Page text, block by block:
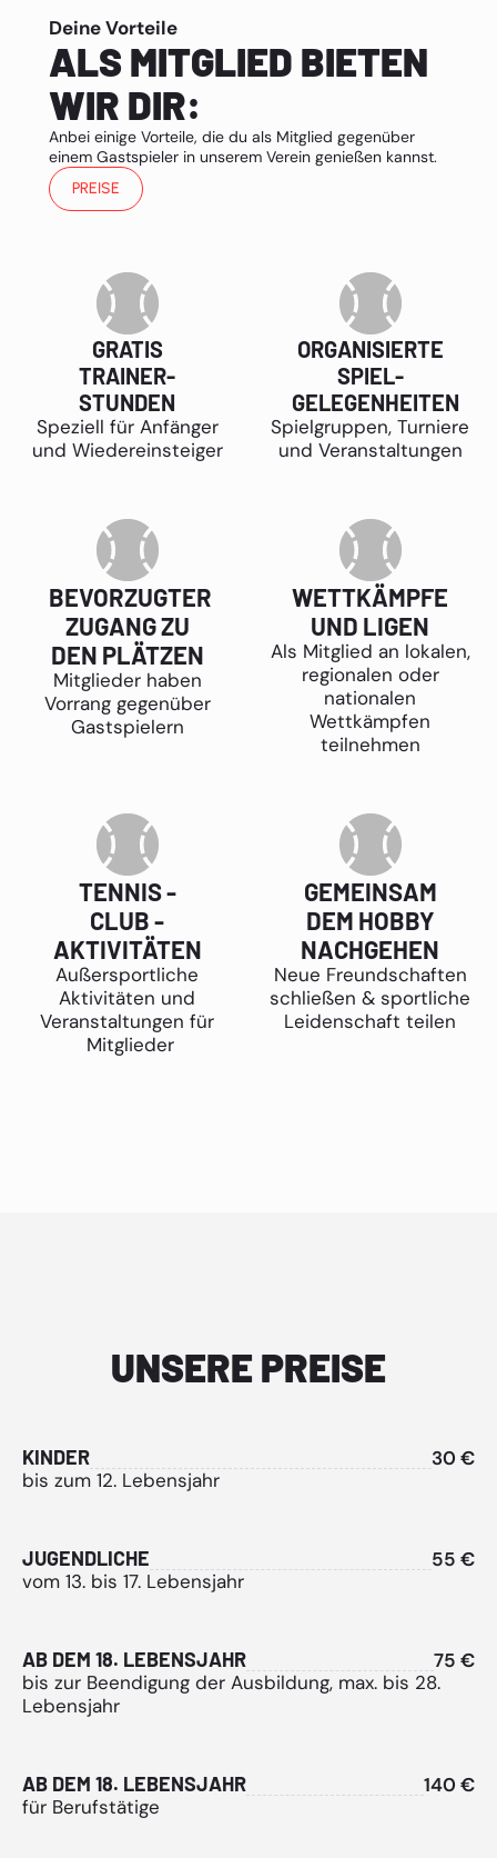
Deine Vorteile
ALS MITGLIED BIETEN
WIR DIR:
Anbei einige Vorteile, die du als Mitglied gegenüber
einem Gastspieler in unserem Verein genießen kannst.
PREISE
GRATIS
TRAINER-
STUNDEN
Speziell für Anfänger
und Wiedereinsteiger
ORGANISIERTE
SPIEL-
GELEGENHEITEN
Spielgruppen, Turniere
und Veranstaltungen
BEVORZUGTER
ZUGANG ZU
DEN PLÄTZEN
Mitglieder haben
Vorrang gegenüber
Gastspielern
WETTKÄMPFE
UND LIGEN
Als Mitglied an lokalen,
regionalen oder
nationalen
Wettkämpfen
teilnehmen
TENNIS -
CLUB -
AKTIVITÄTEN
Außersportliche
Aktivitäten und
Veranstaltungen für
Mitglieder
GEMEINSAM
DEM HOBBY
NACHGEHEN
Neue Freundschaften
schließen & sportliche
Leidenschaft teilen
UNSERE PREISE
KINDER
30 €
bis zum 12. Lebensjahr
JUGENDLICHE
55 €
vom 13. bis 17. Lebensjahr
AB DEM 18. LEBENSJAHR
75 €
bis zur Beendigung der Ausbildung, max. bis 28.
Lebensjahr
AB DEM 18. LEBENSJAHR
140 €
für Berufstätige